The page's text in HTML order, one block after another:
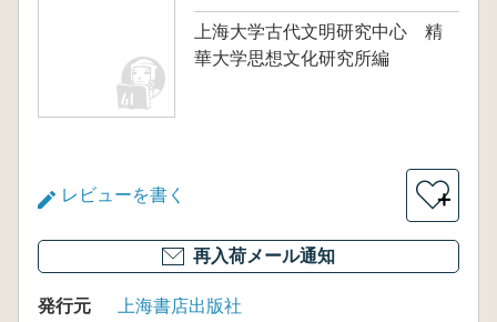
上海大学古代文明研究中心 精
華大学思想文化研究所編
レビューを書く ＋
再入荷メール通知
発行元
上海書店出版社